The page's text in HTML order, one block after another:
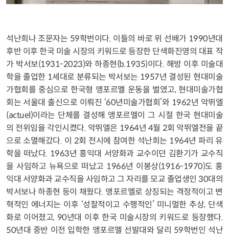
석난희나 조문자는 59학번이다. 이들의 바로 위 선배가 1990년대
후반 이후 한국 미술 시장의 키워드로 등장한 단색화진영의 대표 작
가 박서보(1931-2023)와 하종현(b.1935)이다. 해방 이후 미술대
학을 졸업한 1세대로 분류되는 박서보는 1957년 결성된 현대미술
가협회를 중심으로 한국형 앵포르멜 운동을 벌였고, 현대미술가협
회는 서울대 출신으로 이뤄진 ‘60년미술가협회’와 1962년 악뛰엘
(actuel)이라는 단체를 결성해 앵포르멜이 그 시절 한국 현대미술
의 전위임을 각인시켰다. 악뛰엘은 1964년 4월 2회 악뛰엘전을 끝
으로 소멸해갔다. 이 2회 전시에 참여한 석난희는 1964년 파리 유
학을 떠났다. 1963년 홍익대 서양화과 교수이던 김환기가 교수직
을 사임하고 뉴욕으로 떠났고 1966년 이봉상(1916-1970)도 홍
익대 서양화과 교수직을 사임하고 그 자리를 모교 졸업생인 30대의
박서보나 하종현 등이 채웠다. 앵포르멜로 상징되는 격정적이고 변
혁적인 에너지는 이후 ‘성찰적이고 수행적인’ 미니멀한 추상, 단색
화로 이어졌고, 90년대 이후 한국 미술시장의 키워드로 등장했다.
50년대 중반 이전 입학한 앵포르멜 선발대와 달리 59학번인 석난